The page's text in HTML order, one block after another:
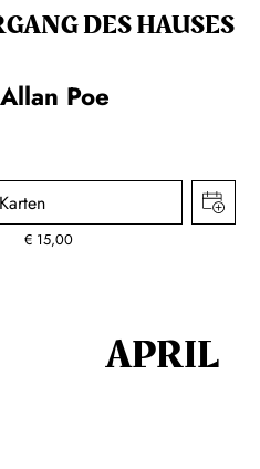
DES HAUSES
Poe
Karten
€ 15,00
APRIL